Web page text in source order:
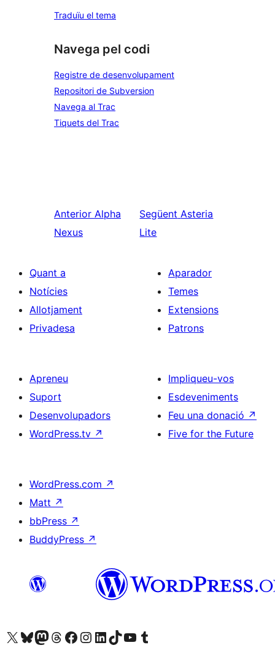
Traduïu el tema
Navega pel codi
Registre de desenvolupament
Repositori de Subversion
Navega al Trac
Tiquets del Trac
Anterior Alpha
Nexus
Següent Asteria
Lite
Quant a
Notícies
Allotjament
Privadesa
Aparador
Temes
Extensions
Patrons
Apreneu
Suport
Desenvolupadors
WordPress.tv ↗
Impliqueu-vos
Esdeveniments
Feu una donació ↗
Five for the Future
WordPress.com ↗
Matt ↗
bbPress ↗
BuddyPress ↗
Visiteu el nostre compte X (abans Twitter)
Visiteu el nostre compte de Bluesky
Visiteu el nostre compte al Mastodon
Visiteu el nostre compte de Threads
Visiteu la nostra pàgina al Facebook
Visiteu el nostre compte d'Instagram
Visiteu el nostre compte de LinkedIn
Visiteu el nostre compte de TikTok
Visiteu el nostre canal al YouTube
Visiteu el nostre compte de Tumblr